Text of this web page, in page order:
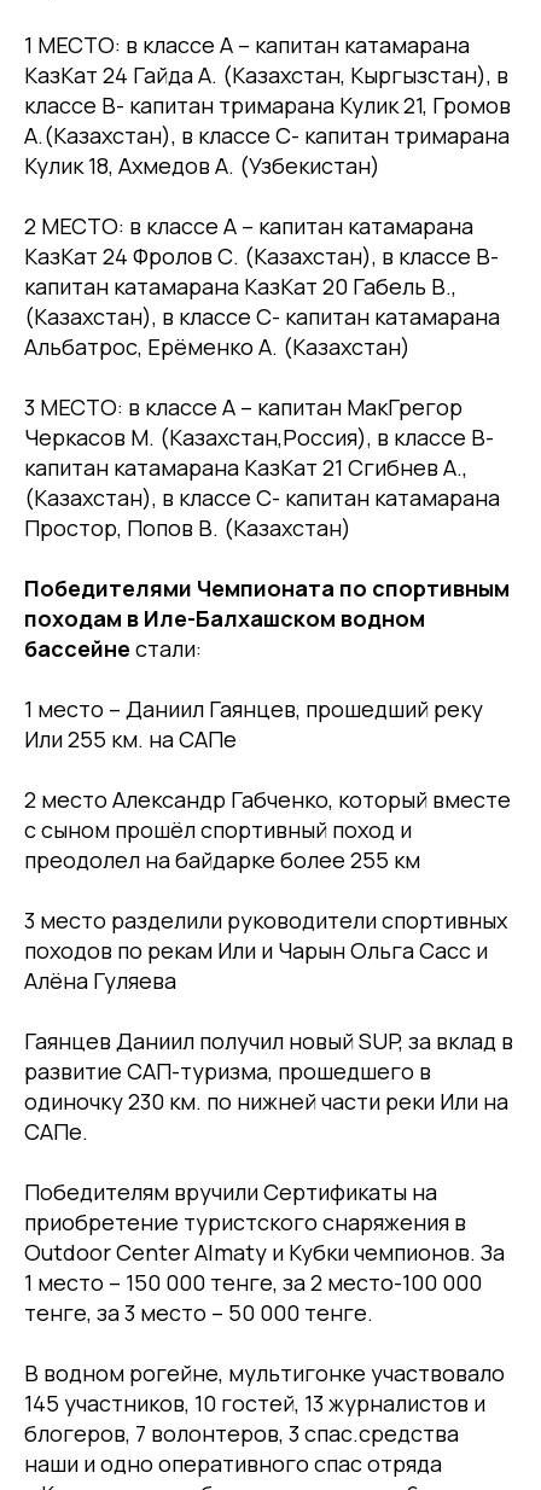
1 МЕСТО: в классе А – капитан катамарана
КазКат 24 Гайда А. (Казахстан, Кыргызстан), в
классе В- капитан тримарана Кулик 21, Громов
А.(Казахстан), в классе С- капитан тримарана
Кулик 18, Ахмедов А. (Узбекистан)
2 МЕСТО: в классе А – капитан катамарана
КазКат 24 Фролов С. (Казахстан), в классе В-
капитан катамарана КазКат 20 Габель В.,
(Казахстан), в классе С- капитан катамарана
Альбатрос, Ерёменко А. (Казахстан)
3 МЕСТО: в классе А – капитан МакГрегор
Черкасов М. (Казахстан,Россия), в классе В-
капитан катамарана КазКат 21 Сгибнев А.,
(Казахстан), в классе С- капитан катамарана
Простор, Попов В. (Казахстан)
Победителями Чемпионата по спортивным
походам в Иле-Балхашском водном
бассейне стали:
1 место – Даниил Гаянцев, прошедший реку
Или 255 км. на САПе
2 место Александр Габченко, который вместе
с сыном прошёл спортивный поход и
преодолел на байдарке более 255 км
3 место разделили руководители спортивных
походов по рекам Или и Чарын Ольга Сасс и
Алёна Гуляева
Гаянцев Даниил получил новый SUP, за вклад в
развитие САП-туризма, прошедшего в
одиночку 230 км. по нижней части реки Или на
САПе.
Победителям вручили Сертификаты на
приобретение туристского снаряжения в
Outdoor Center Almaty и Кубки чемпионов. За
1 место – 150 000 тенге, за 2 место-100 000
тенге, за 3 место – 50 000 тенге.
В водном рогейне, мультигонке участвовало
145 участников, 10 гостей, 13 журналистов и
блогеров, 7 волонтеров, 3 спас.средства
наши и одно оперативного спас отряда